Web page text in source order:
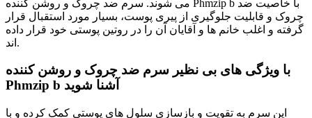
می شوند. سرم ضد چروک و روشن کننده Phmzip b با خاصیت ضد
چروک و قابلیت جلوگیری از پیری پوست، بسیار مورد استقبال قرار
گرفته و اغلب خانم ها و آقایان آن را در روتین پوستی خود قرار داده
اند.
با ویژگی های بی نظیر سرم ضد چروک و روشن کننده
Phmzip b آشنا شوید
این سرم به تقویت و بازسازی سلول های پوستی کمک کرده و با